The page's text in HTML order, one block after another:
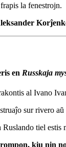
la fenestrojn.
en Russkaja
al Ivano
sur rivero
Ruslando tiel
kiu nin